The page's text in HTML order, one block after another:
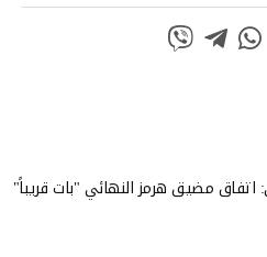
اتفاق مضيق هرمز النهائي "بات قريباً"